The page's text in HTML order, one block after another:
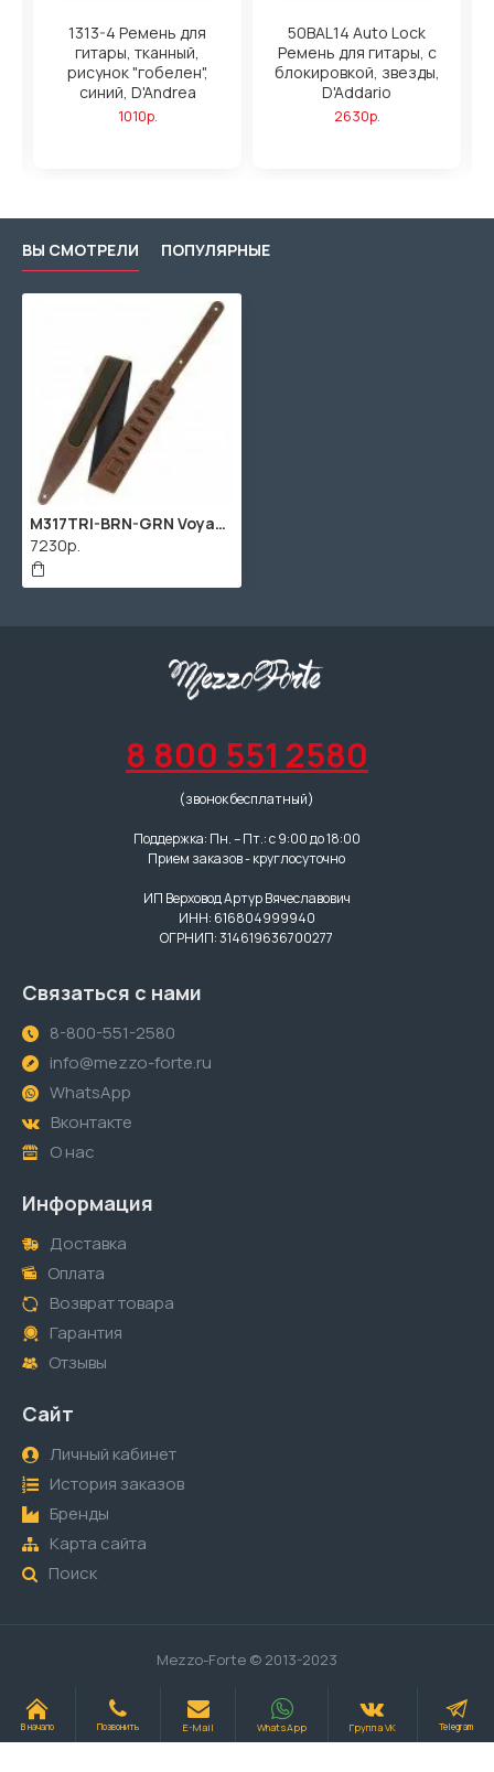
1313-4 Ремень для
гитары, тканный,
рисунок "гобелен",
синий, D'Andrea
1010р.
50BAL14 Auto Lock
Ремень для гитары, с
блокировкой, звезды,
D'Addario
2630р.
ВЫ СМОТРЕЛИ ПОПУЛЯРНЫЕ
M317TRI-BRN-GRN Voyager Pro Series Ремень для гитары, кожаный, коричневый/зеленый, Levy's
7230р.
8 800 551 2580
(звонок бесплатный)
Поддержка: Пн. – Пт.: с 9:00 до 18:00
Прием заказов - круглосуточно
ИП Верховод Артур Вячеславович
ИНН: 616804999940
ОГРНИП: 314619636700277
Связаться с нами
8-800-551-2580
info@mezzo-forte.ru
WhatsApp
Вконтакте
О нас
Информация
Доставка
Оплата
Возврат товара
Гарантия
Отзывы
Сайт
Личный кабинет
История заказов
Бренды
Карта сайта
Поиск
Mezzo-Forte © 2013-2023
В начало Позвонить E-Mail WhatsApp Группа VK Telegram